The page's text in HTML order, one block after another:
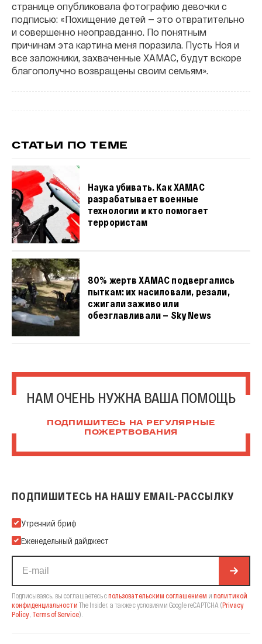
странице опубликовала фотографию девочки с
подписью: «Похищение детей — это отвратительно
и совершенно неоправданно. По понятным
причинам эта картина меня поразила. Пусть Ноя и
все заложники, захваченные ХАМАС, будут вскоре
благополучно возвращены своим семьям».
СТАТЬИ ПО ТЕМЕ
Наука убивать. Как ХАМАС
разрабатывает военные
технологии и кто помогает
террористам
80% жертв ХАМАС подвергались
пыткам: их насиловали, резали,
сжигали заживо или
обезглавливали — Sky News
НАМ ОЧЕНЬ НУЖНА ВАША ПОМОЩЬ
ПОДПИШИТЕСЬ НА РЕГУЛЯРНЫЕ
ПОЖЕРТВОВАНИЯ
ПОДПИШИТЕСЬ НА НАШУ EMAIL-РАССЫЛКУ
Подпишитесь на нашу Email-рассылку
Утренний бриф
Еженедельный дайджест
Подписываясь, вы соглашаетесь спользовательским соглашением и политикой
конфиденциальности The Insider, а также с условиями Google reCAPTCHA (Privacy
Policy, Terms of Service).